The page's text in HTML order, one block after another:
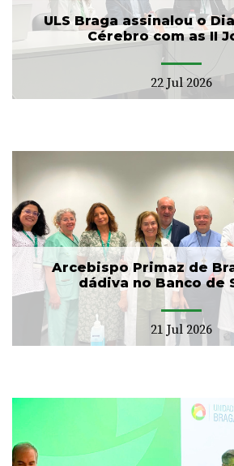
ULS Braga assinalou o
Cérebro com as II
22 Jul 2026
Arcebispo Primaz de
dádiva no Banco de
21 Jul 2026